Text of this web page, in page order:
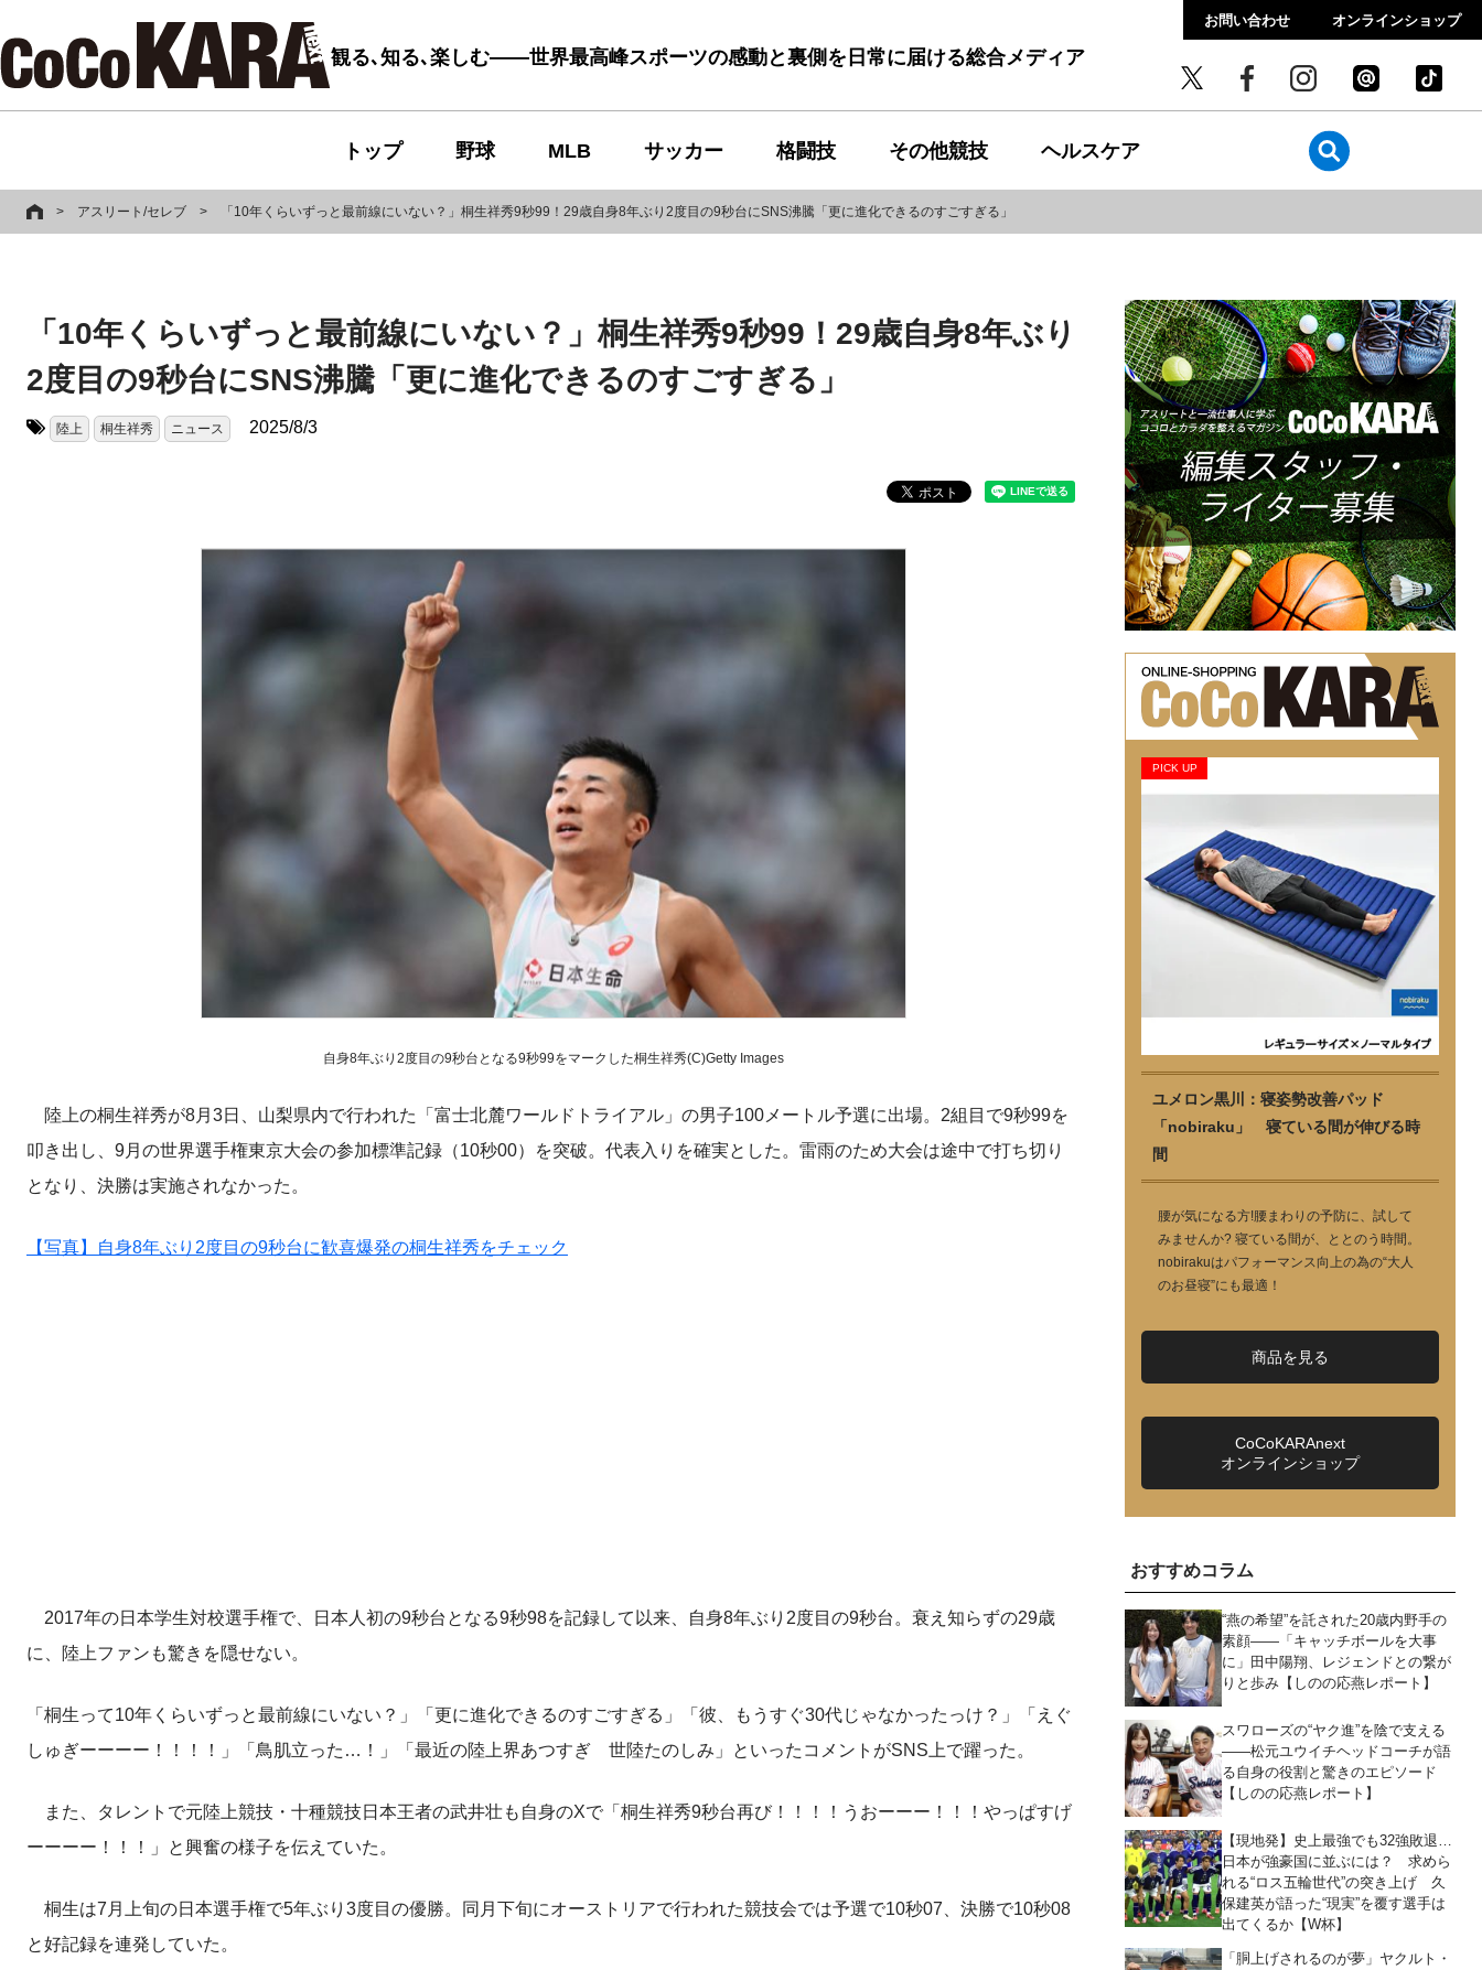
観る､知る､楽しむ――世界最高峰スポーツの感動と裏側を日常に届ける総合メディア
お問い合わせ オンラインショップ
トップ 野球 MLB サッカー 格闘技 その他競技 ヘルスケア
> アスリート/セレブ > 「10年くらいずっと最前線にいない？」桐生祥秀9秒99！29歳自身8年ぶり2度目の9秒台にSNS沸騰「更に進化できるのすごすぎる」
「10年くらいずっと最前線にいない？」桐生祥秀9秒99！29歳自身8年ぶり
2度目の9秒台にSNS沸騰「更に進化できるのすごすぎる」
陸上 桐生祥秀 ニュース 2025/8/3
自身8年ぶり2度目の9秒台となる9秒99をマークした桐生祥秀(C)Getty Images
陸上の桐生祥秀が8月3日、山梨県内で行われた「富士北麓ワールドトライアル」の男子100メートル予選に出場。2組目で9秒99を
叩き出し、9月の世界選手権東京大会の参加標準記録（10秒00）を突破。代表入りを確実とした。雷雨のため大会は途中で打ち切り
となり、決勝は実施されなかった。
【写真】自身8年ぶり2度目の9秒台に歓喜爆発の桐生祥秀をチェック
2017年の日本学生対校選手権で、日本人初の9秒台となる9秒98を記録して以来、自身8年ぶり2度目の9秒台。衰え知らずの29歳
に、陸上ファンも驚きを隠せない。
「桐生って10年くらいずっと最前線にいない？」「更に進化できるのすごすぎる」「彼、もうすぐ30代じゃなかったっけ？」「えぐ
しゅぎーーーー！！！！」「鳥肌立った…！」「最近の陸上界あつすぎ 世陸たのしみ」といったコメントがSNS上で躍った。
また、タレントで元陸上競技・十種競技日本王者の武井壮も自身のXで「桐生祥秀9秒台再び！！！！うおーーー！！！やっぱすげ
ーーーー！！！」と興奮の様子を伝えていた。
桐生は7月上旬の日本選手権で5年ぶり3度目の優勝。同月下旬にオーストリアで行われた競技会では予選で10秒07、決勝で10秒08
と好記録を連発していた。
PICK UP
ユメロン黒川：寝姿勢改善パッド
「nobiraku」 寝ている間が伸びる時
間
腰が気になる方!腰まわりの予防に、試して
みませんか? 寝ている間が、ととのう時間。
nobirakuはパフォーマンス向上の為の“大人
のお昼寝”にも最適！
商品を見る
CoCoKARAnext
オンラインショップ
おすすめコラム
“燕の希望”を託された20歳内野手の
素顔――「キャッチボールを大事
に」田中陽翔、レジェンドとの繋が
りと歩み【しのの応燕レポート】
スワローズの“ヤク進”を陰で支える
――松元ユウイチヘッドコーチが語
る自身の役割と驚きのエピソード
【しのの応燕レポート】
【現地発】史上最強でも32強敗退…
日本が強豪国に並ぶには？ 求めら
れる“ロス五輪世代”の突き上げ 久
保建英が語った“現実”を覆す選手は
出てくるか【W杯】
「胴上げされるのが夢」ヤクルト・